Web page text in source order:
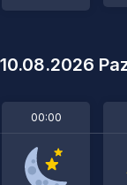
10.08.2026
00:00